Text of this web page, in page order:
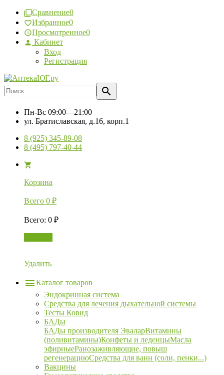
Сравнение0
Избранное0
Просмотренное0
Кабинет
Вход
Регистрация
Пн-Вс 09:00—21:00
ул. Братиславская, д.16, корп.1
8 (925) 345-89-08
8 (495) 797-40-44
Корзина
Всего 0 ₽
Всего: 0 ₽
Удалить
Каталог товаров
Эндокринная система
Средства для лечения дыхательной системы
Тесты Ковид
БАДы
БАДы производителя ЭваларВитамины
(поливитамины)Конфеты и леденцыМасла
эфирныеРанозаживляющие, повыш
регенерациюСредства для ванн (соли, пенки...)
Вакцины